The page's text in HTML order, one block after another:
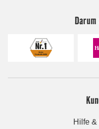
Darum
Hilfe &